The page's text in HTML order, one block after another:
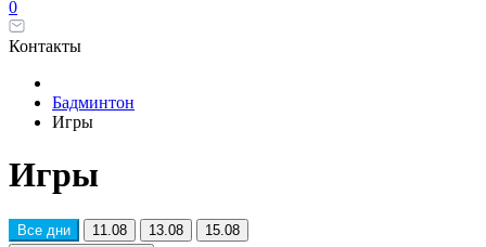
0
Контакты
Бадминтон
Игры
Игры
Все дни 11.08 13.08
15.08